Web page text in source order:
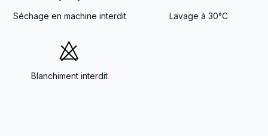
Séchage en machine interdit Lavage à 30°C
Blanchiment interdit